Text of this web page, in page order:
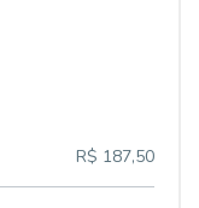
R$ 187,50